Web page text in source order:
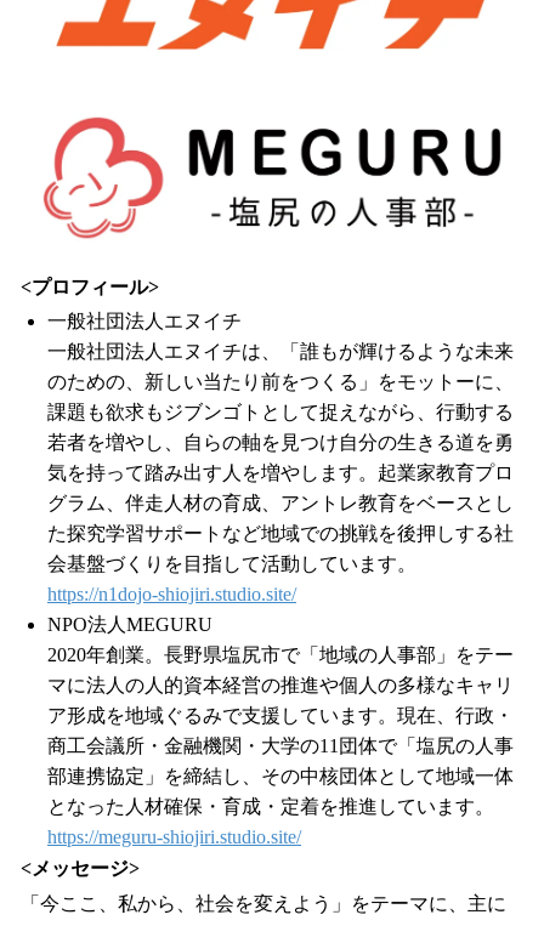
<プロフィール>
一般社団法人エヌイチ
一般社団法人エヌイチは、「誰もが輝けるような未来
のための、新しい当たり前をつくる」をモットーに、
課題も欲求もジブンゴトとして捉えながら、行動する
若者を増やし、自らの軸を見つけ自分の生きる道を勇
気を持って踏み出す人を増やします。起業家教育プロ
グラム、伴走人材の育成、アントレ教育をベースとし
た探究学習サポートなど地域での挑戦を後押しする社
会基盤づくりを目指して活動しています。
https://n1dojo-shiojiri.studio.site/
NPO法人MEGURU
2020年創業。長野県塩尻市で「地域の人事部」をテー
マに法人の人的資本経営の推進や個人の多様なキャリ
ア形成を地域ぐるみで支援しています。現在、行政・
商工会議所・金融機関・大学の11団体で「塩尻の人事
部連携協定」を締結し、その中核団体として地域一体
となった人材確保・育成・定着を推進しています。
https://meguru-shiojiri.studio.site/
<メッセージ>
「今ここ、私から、社会を変えよう」をテーマに、主に